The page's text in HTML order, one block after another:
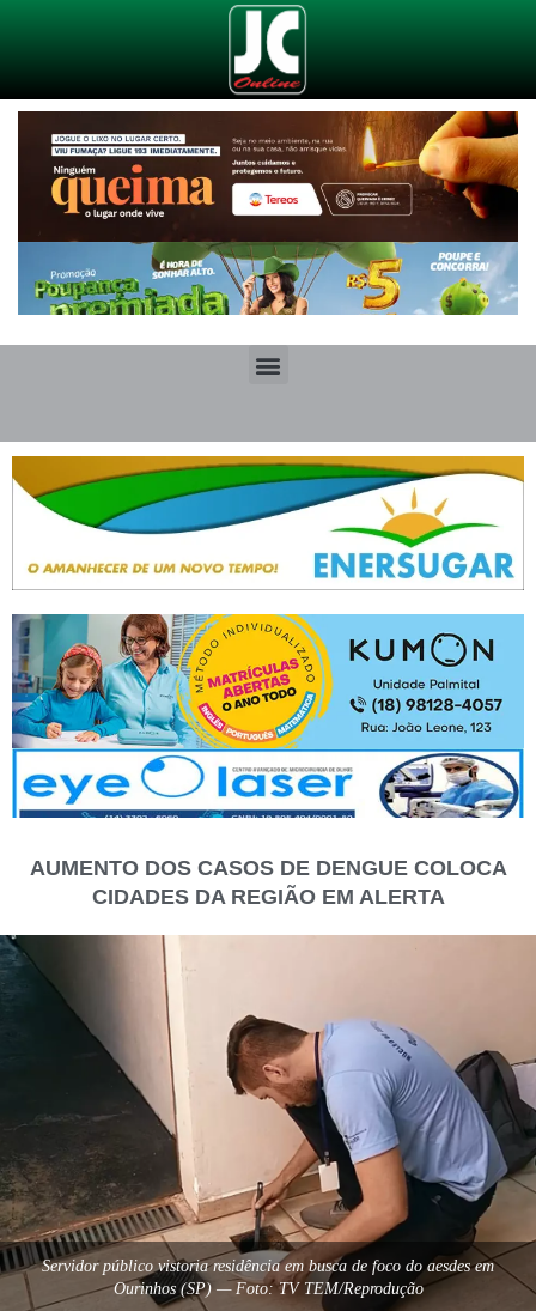
AUMENTO DOS CASOS DE DENGUE COLOCA
CIDADES DA REGIÃO EM ALERTA
Servidor público vistoria residência em busca de foco do aesdes em
Ourinhos (SP) — Foto: TV TEM/Reprodução